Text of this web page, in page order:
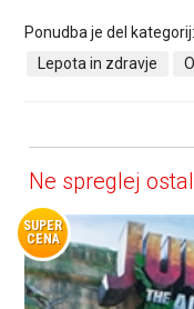
Ponudba je del kategorij:
Lepota in zdravje
Ne spreglej
SUPER
CENA